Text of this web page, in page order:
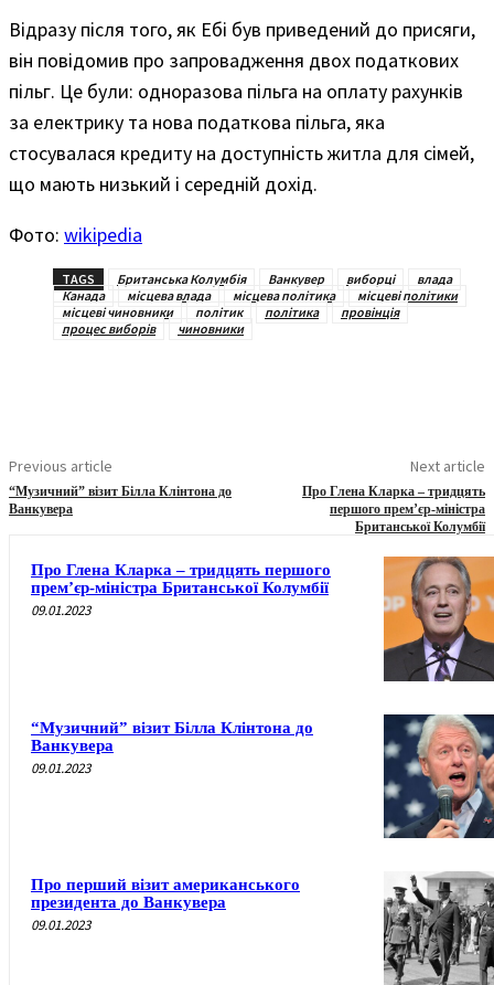
Відразу після того, як Ебі був приведений до присяги,
він повідомив про запровадження двох податкових
пільг. Це були: одноразова пільга на оплату рахунків
за електрику та нова податкова пільга, яка
стосувалася кредиту на доступність житла для сімей,
що мають низький і середній дохід.
Фото: wikipedia
TAGS Британська Колумбія Ванкувер виборці
влада
Канада
місцева влада місцева політика
місцеві політики
місцеві чиновники
політик політика
провінція
процес виборів
чиновники
Previous article
“Музичний” візит Білла Клінтона до
Ванкувера
Next article
Про Глена Кларка – тридцять
першого прем’єр-міністра
Британської Колумбії
Про Глена Кларка – тридцять першого
прем’єр-міністра Британської Колумбії
09.01.2023
“Музичний” візит Білла Клінтона до
Ванкувера
09.01.2023
Про перший візит американського
президента до Ванкувера
09.01.2023